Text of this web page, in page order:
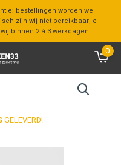
bestellingen worden wel
zijn wij niet bereikbaar, e-
binnen 2 à 3 werkdagen.
0
GELEVERD!